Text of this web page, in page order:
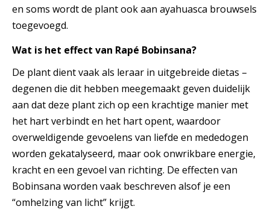
en soms wordt de plant ook aan ayahuasca brouwsels
toegevoegd.
Wat is het effect van Rapé Bobinsana?
De plant dient vaak als leraar in uitgebreide dietas –
degenen die dit hebben meegemaakt geven duidelijk
aan dat deze plant zich op een krachtige manier met
het hart verbindt en het hart opent, waardoor
overweldigende gevoelens van liefde en mededogen
worden gekatalyseerd, maar ook onwrikbare energie,
kracht en een gevoel van richting. De effecten van
Bobinsana worden vaak beschreven alsof je een
“omhelzing van licht” krijgt.